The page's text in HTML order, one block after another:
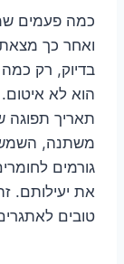
כמה פעמים
ואחר כך
בדיוק, רק
הוא לא
תאריך תפוגה
משתנה,
גורמים
את יעילותם.
טובים